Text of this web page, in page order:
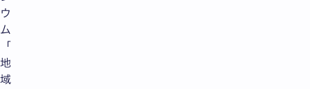
ウ
ム
「
地
域